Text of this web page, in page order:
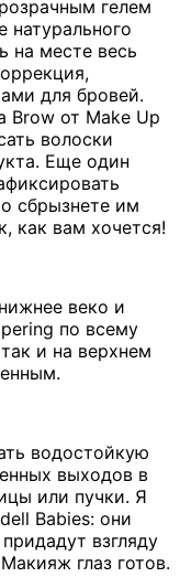
гелем
натурального
на месте весь
для бровей.
от Make Up
волоски
Еще один
сбрызнете им
как вам хочется!
веко и
по всему
и на верхнем
водостойкую
выходов в
или пучки. Я
Babies: они
взгляду
глаз готов.